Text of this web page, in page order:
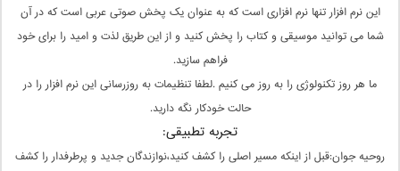
این نرم افزار تنها نرم افزاری است که به عنوان یک پخش صوتی عربی است که در آن
شما می توانید موسیقی و کتاب را پخش کنید و از این طریق لذت و امید را برای خود
فراهم سازید.
ما هر روز تکنولوژی را به روز می کنیم .لطفا تنظیمات به روزرسانی این نرم افزار را در
حالت خودکار نگه دارید.
تجربه تطبیقی:
روحیه جوان:قبل از اینکه مسیر اصلی را کشف کنید،نوازندگان جدید و پرطرفدار را کشف